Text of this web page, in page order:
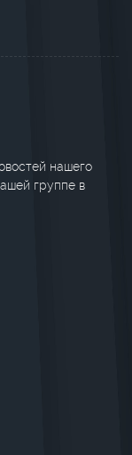
нашего
группе в